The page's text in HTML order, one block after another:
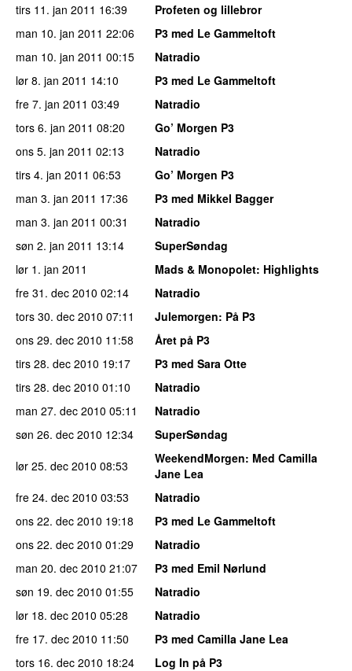
tirs 11. jan 2011 16:39
Profeten og lillebror
man 10. jan 2011 22:06
P3 med Le Gammeltoft
man 10. jan 2011 00:15
Natradio
lør 8. jan 2011 14:10
P3 med Le Gammeltoft
fre 7. jan 2011 03:49
Natradio
tors 6. jan 2011 08:20
Go’ Morgen P3
ons 5. jan 2011 02:13
Natradio
tirs 4. jan 2011 06:53
Go’ Morgen P3
man 3. jan 2011 17:36
P3 med Mikkel Bagger
man 3. jan 2011 00:31
Natradio
søn 2. jan 2011 13:14
SuperSøndag
lør 1. jan 2011
Mads & Monopolet: Highlights
fre 31. dec 2010 02:14
Natradio
tors 30. dec 2010 07:11 Julemorgen: På P3
ons 29. dec 2010 11:58
Året på P3
tirs 28. dec 2010 19:17
P3 med Sara Otte
tirs 28. dec 2010 01:10
Natradio
man 27. dec 2010 05:11
Natradio
søn 26. dec 2010 12:34
SuperSøndag
lør 25. dec 2010 08:53 WeekendMorgen: Med Camilla
Jane Lea
fre 24. dec 2010 03:53
Natradio
ons 22. dec 2010 19:18
P3 med Le Gammeltoft
ons 22. dec 2010 01:29
Natradio
man 20. dec 2010 21:07
P3 med Emil Nørlund
søn 19. dec 2010 01:55
Natradio
lør 18. dec 2010 05:28
Natradio
fre 17. dec 2010 11:50
P3 med Camilla Jane Lea
tors 16. dec 2010 18:24
Log In på P3